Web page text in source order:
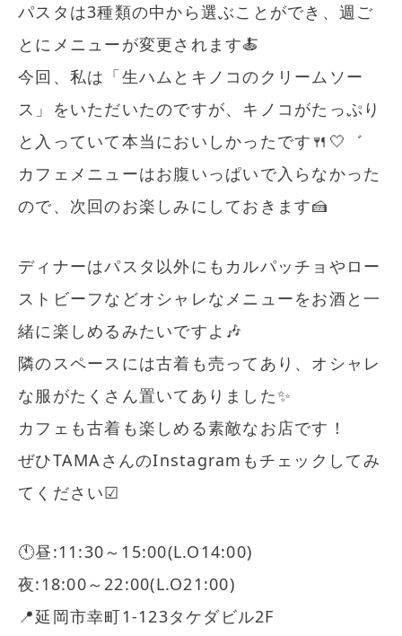
パスタは3種類の中から選ぶことができ、週ご
とにメニューが変更されます🍝
今回、私は「生ハムとキノコのクリームソー
ス」をいただいたのですが、キノコがたっぷり
と入っていて本当においしかったです🍴🤍゛
カフェメニューはお腹いっぱいで入らなかった
ので、次回のお楽しみにしておきます🍰
ディナーはパスタ以外にもカルパッチョやロー
ストビーフなどオシャレなメニューをお酒と一
緒に楽しめるみたいですよ🎶
隣のスペースには古着も売ってあり、オシャレ
な服がたくさん置いてありました✨
カフェも古着も楽しめる素敵なお店です！
ぜひTAMAさんのInstagramもチェックしてみ
てください︎︎︎︎︎︎☑︎
🕚昼:11:30～15:00(L.O14:00)
夜:18:00～22:00(L.O21:00)
📍延岡市幸町1-123タケダビル2F